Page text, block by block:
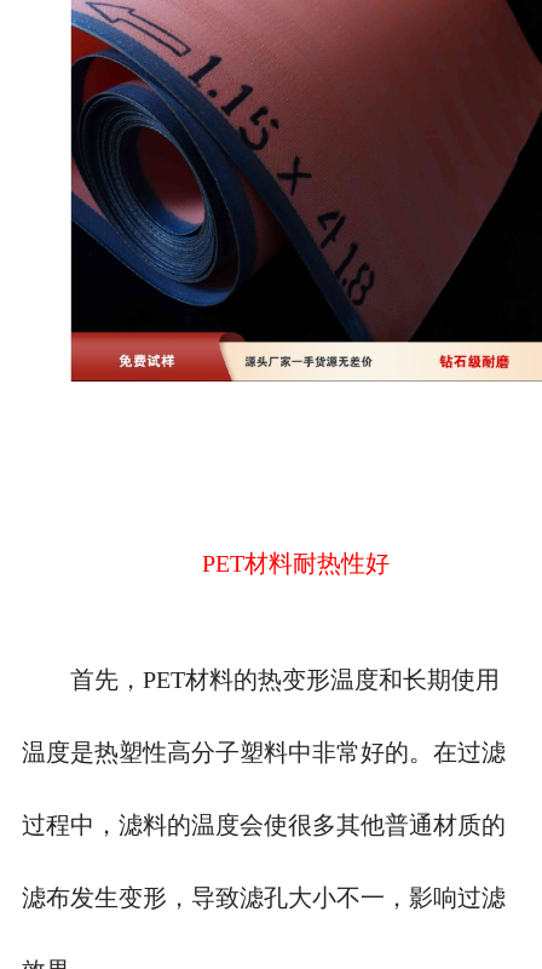
PET材料耐热性好
首先， PET材料的热变形温度和长期使用
温度是热塑性高分子塑料中非常好的。在过滤
过程中，滤料的温度会使很多其他普通材质的
滤布发生变形，导致滤孔大小不一，影响过滤